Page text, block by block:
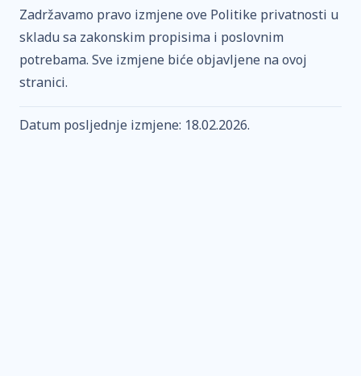
Zadržavamo pravo izmjene ove Politike privatnosti u
skladu sa zakonskim propisima i poslovnim
potrebama. Sve izmjene biće objavljene na ovoj
stranici.
Datum posljednje izmjene: 18.02.2026.